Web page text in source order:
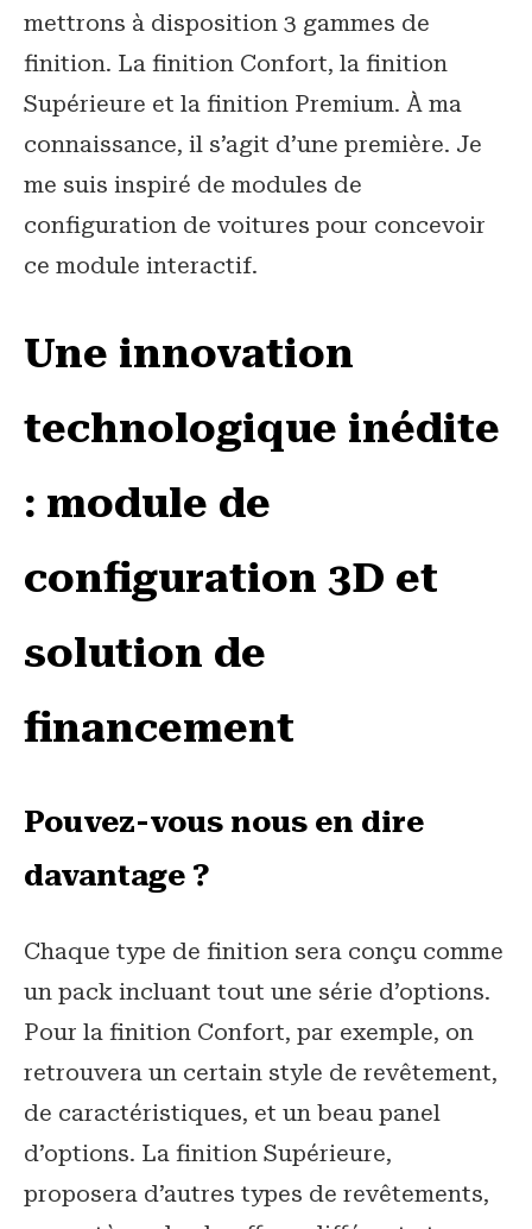
mettrons à disposition 3 gammes de
finition. La finition Confort, la finition
Supérieure et la finition Premium. À ma
connaissance, il s’agit d’une première. Je
me suis inspiré de modules de
configuration de voitures pour concevoir
ce module interactif.
Une innovation
technologique inédite
: module de
configuration 3D et
solution de
financement
Pouvez-vous nous en dire
davantage ?
Chaque type de finition sera conçu comme
un pack incluant tout une série d’options.
Pour la finition Confort, par exemple, on
retrouvera un certain style de revêtement,
de caractéristiques, et un beau panel
d’options. La finition Supérieure,
proposera d’autres types de revêtements,